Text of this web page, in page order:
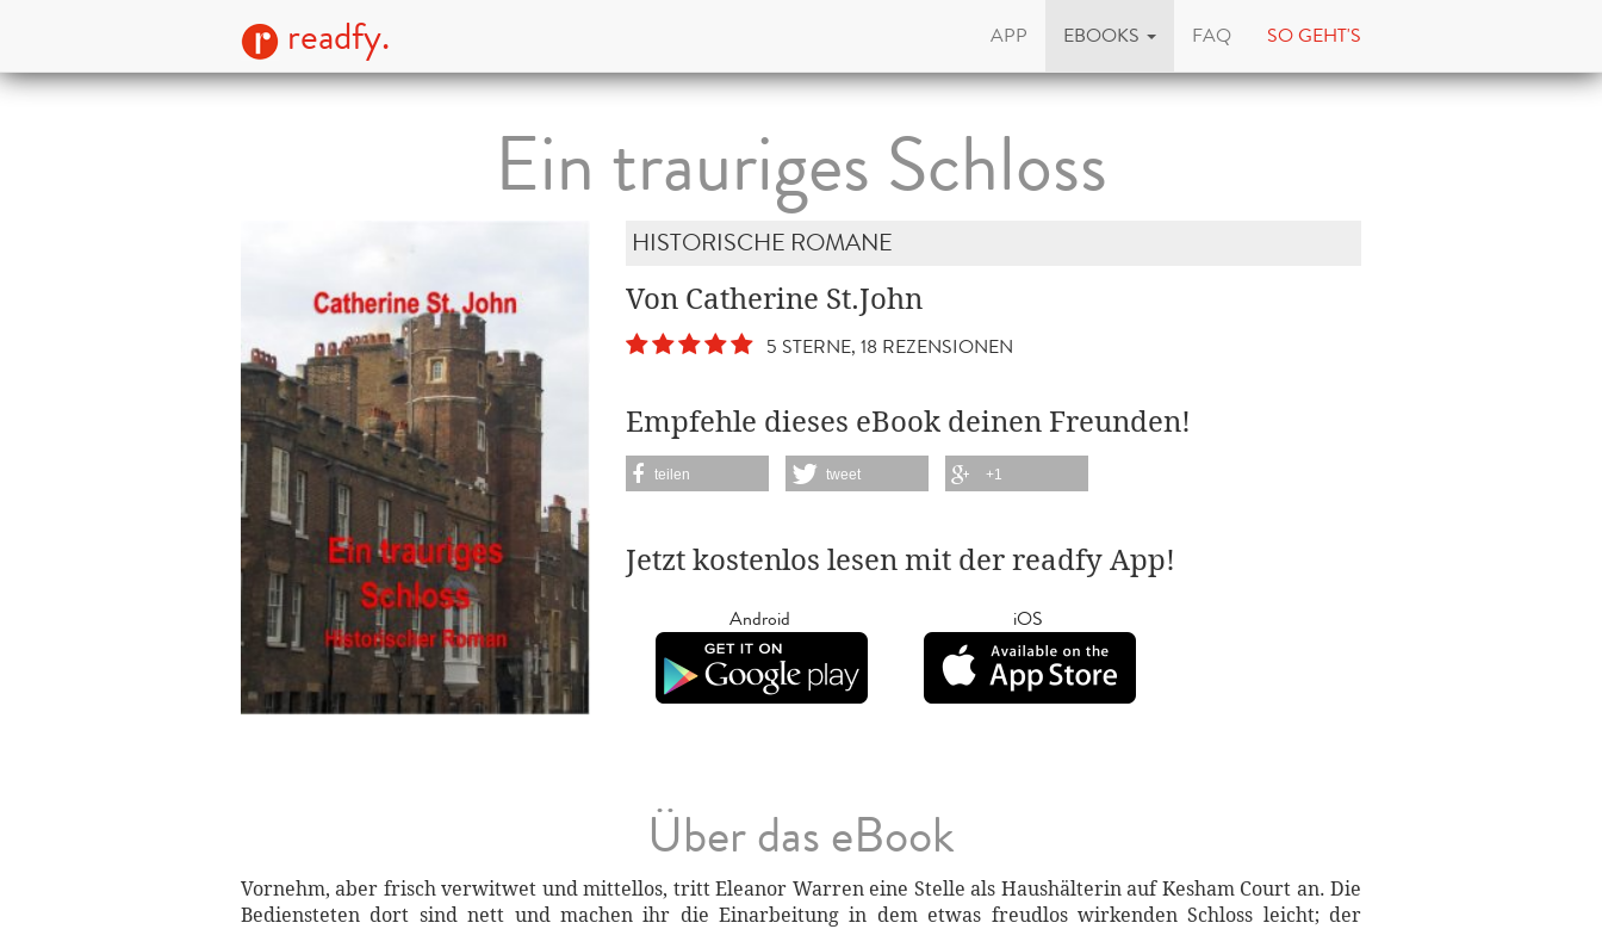
readfy. APP EBOOKS FAQ SO GEHT'S
Ein trauriges Schloss
HISTORISCHE ROMANE
Von Catherine St.John
5 STERNE, 18 REZENSIONEN
Empfehle dieses eBook deinen Freunden!
teilen tweet +1
Jetzt kostenlos lesen mit der readfy App!
Android iOS
Über das eBook
Vornehm, aber frisch verwitwet und mittellos, tritt Eleanor Warren eine Stelle als Haushälterin auf Kesham Court an. Die
Bediensteten dort sind nett und machen ihr die Einarbeitung in dem etwas freudlos wirkenden Schloss leicht; der